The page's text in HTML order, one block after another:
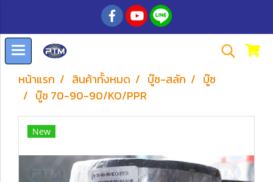
หน้าแรก สินค้าทั้งหมด บู๊ซ-สลัก
บู๊ซ
บู๊ช 70-90-90/KO/PPR
New